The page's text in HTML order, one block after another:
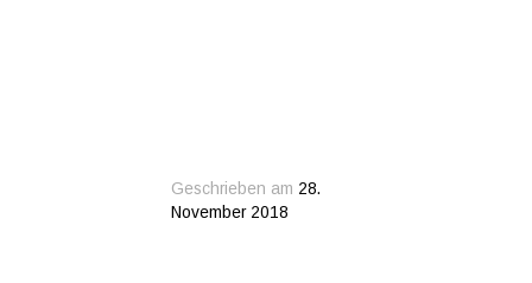
Geschrieben am 28.
November 2018